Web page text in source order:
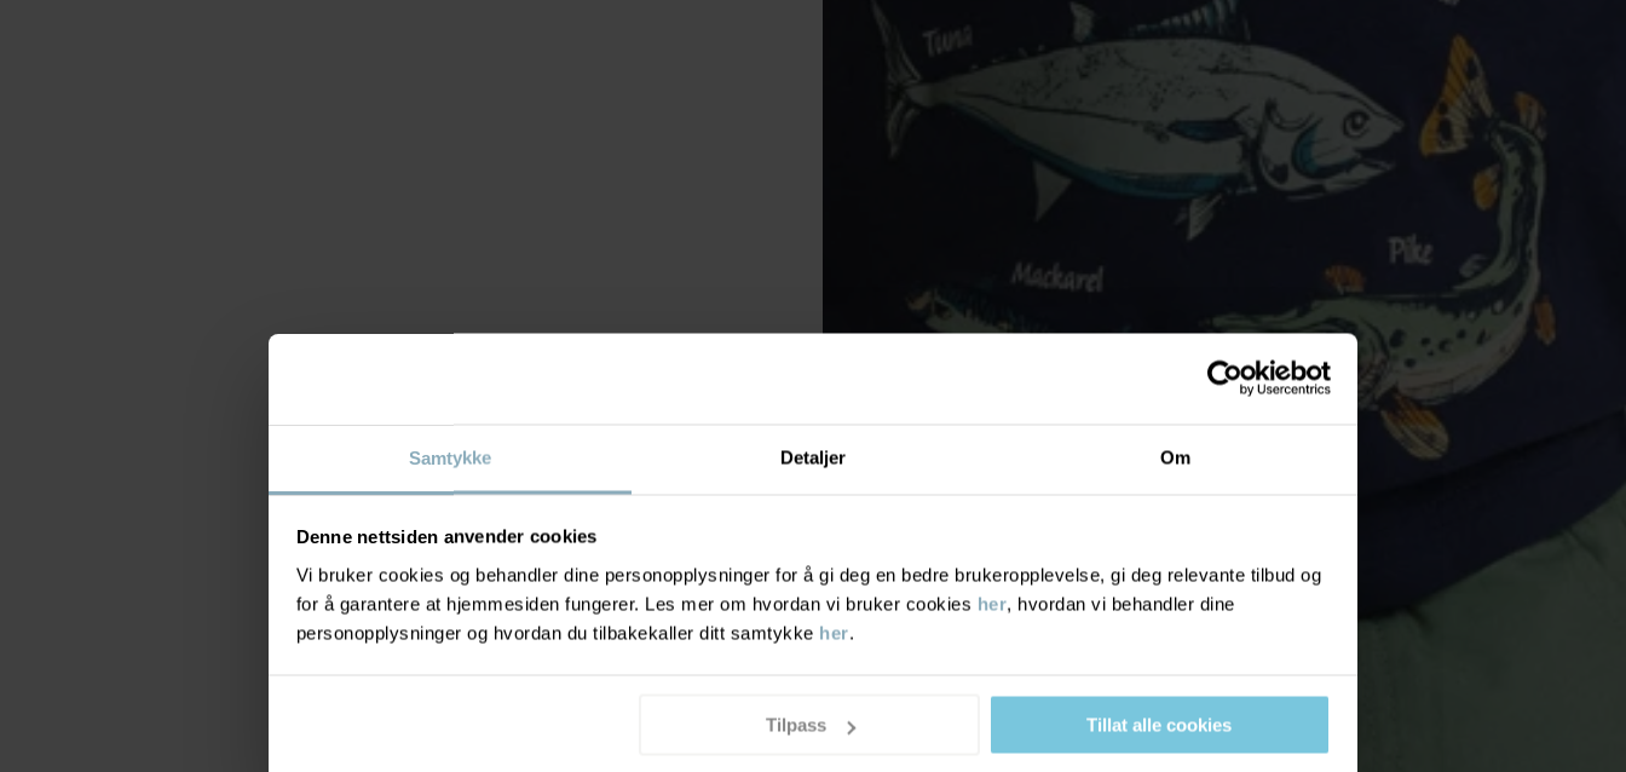
Samtykke Detaljer Om
Denne nettsiden anvender cookies
Vi bruker cookies og behandler dine personopplysninger for å gi deg en bedre brukeropplevelse, gi deg relevante tilbud og
for å garantere at hjemmesiden fungerer. Les mer om hvordan vi bruker cookies her, hvordan vi behandler dine
personopplysninger og hvordan du tilbakekaller ditt samtykke her.
Tilpass Tillat alle cookies